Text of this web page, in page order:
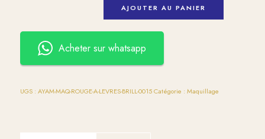
AJOUTER AU PANIER
Acheter sur whatsapp
UGS : AYAM-MAQ-ROUGE-A-LEVRES-BRILL-0015 Catégorie : Maquillage